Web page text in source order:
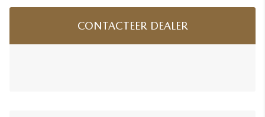
CONTACTEER DEALER